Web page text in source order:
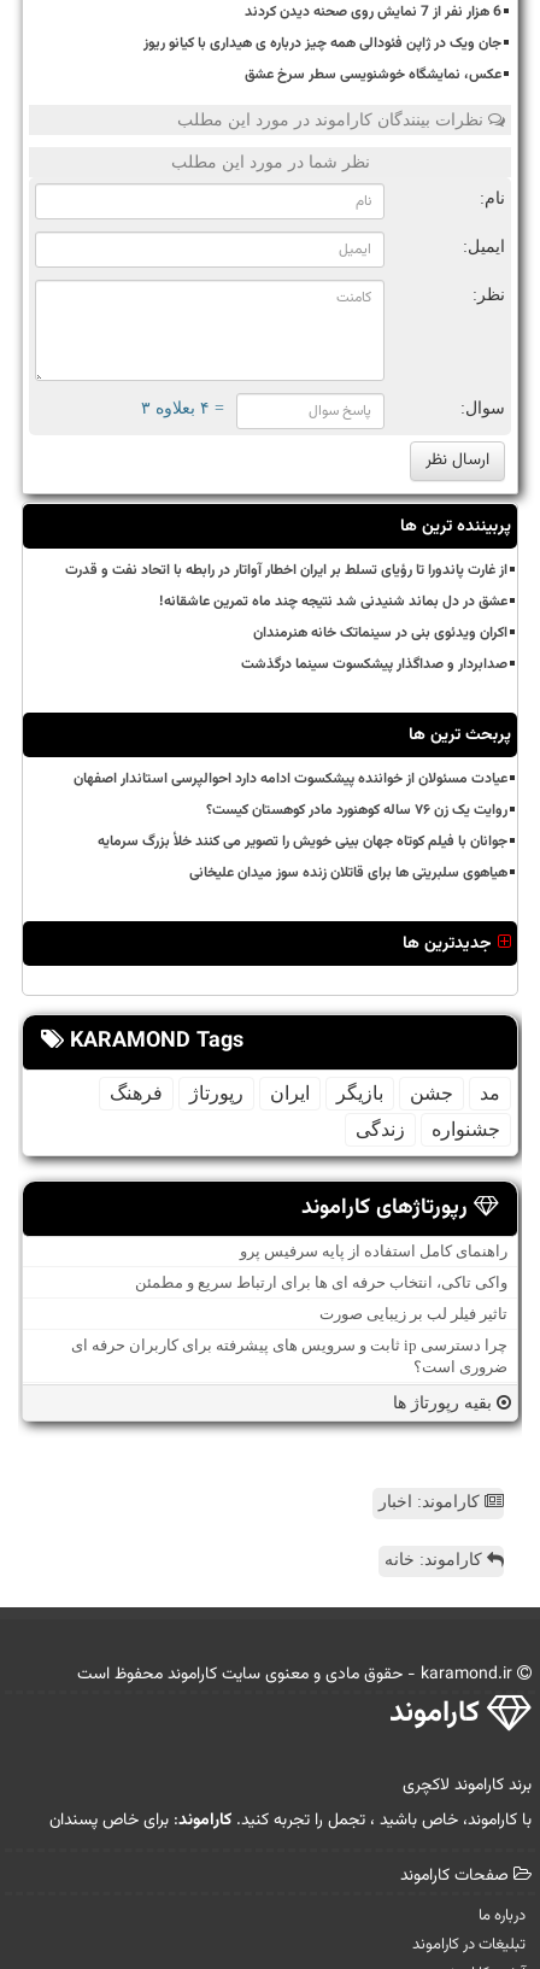
6 هزار نفر از 7 نمایش روی صحنه دیدن کردند
جان ویک در ژاپن فئودالی همه چیز درباره ی هیداری با کیانو ریوز
عکس، نمایشگاه خوشنویسی سطر سرخ عشق
نظرات بینندگان کاراموند در مورد این مطلب
نظر شما در مورد این مطلب
نام:
ایمیل:
نظر:
سوال: = ۴ بعلاوه ۳
پربیننده ترین ها
از غارت پاندورا تا رؤیای تسلط بر ایران اخطار آواتار در رابطه با اتحاد نفت و قدرت
عشق در دل بماند شنیدنی شد نتیجه چند ماه تمرین عاشقانه!
اکران ویدئوی بنی در سینماتک خانه هنرمندان
صدابردار و صداگذار پیشکسوت سینما درگذشت
پربحث ترین ها
عیادت مسئولان از خواننده پیشکسوت ادامه دارد احوالپرسی استاندار اصفهان
روایت یک زن ۷۶ ساله کوهنورد مادر کوهستان کیست؟
جوانان با فیلم کوتاه جهان بینی خویش را تصویر می کنند خلأ بزرگ سرمایه
هیاهوی سلبریتی ها برای قاتلان زنده سوز میدان علیخانی
جدیدترین ها
KARAMOND Tags
مد جشن بازیگر ایران رپورتاژ
فرهنگ
جشنواره
زندگی
رپورتاژهای کاراموند
راهنمای کامل استفاده از پایه سرفیس پرو
واکی تاکی، انتخاب حرفه ای ها برای ارتباط سریع و مطمئن
تاثیر فیلر لب بر زیبایی صورت
چرا دسترسی ip ثابت و سرویس های پیشرفته برای کاربران حرفه ای
ضروری است؟
بقیه رپورتاژ ها
کاراموند: اخبار
کاراموند: خانه
كاراموند
برند کاراموند لاکچری
با کاراموند، خاص باشید ، تجمل را تجربه کنید. کاراموند: برای خاص پسندان
صفحات كاراموند
درباره ما
تبلیغات در كاراموند